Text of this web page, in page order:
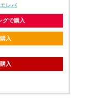
レバ
グで購入
入
入